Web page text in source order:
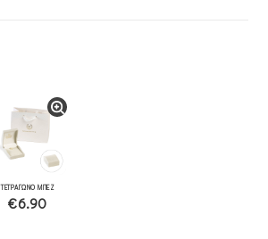
ΤΕΤΡΑΓΩΝΟ ΜΠΕΖ
€6.90